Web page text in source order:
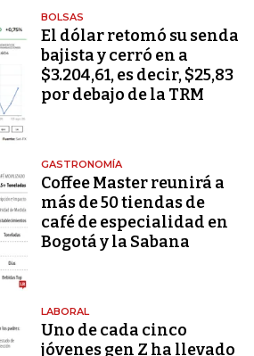
BOLSAS
El dólar retomó su senda
bajista y cerró en a
$3.204,61, es decir, $25,83
por debajo de la TRM
GASTRONOMÍA
Coffee Master reunirá a
más de 50 tiendas de
café de especialidad en
Bogotá y la Sabana
LABORAL
Uno de cada cinco
jóvenes gen Z ha llevado